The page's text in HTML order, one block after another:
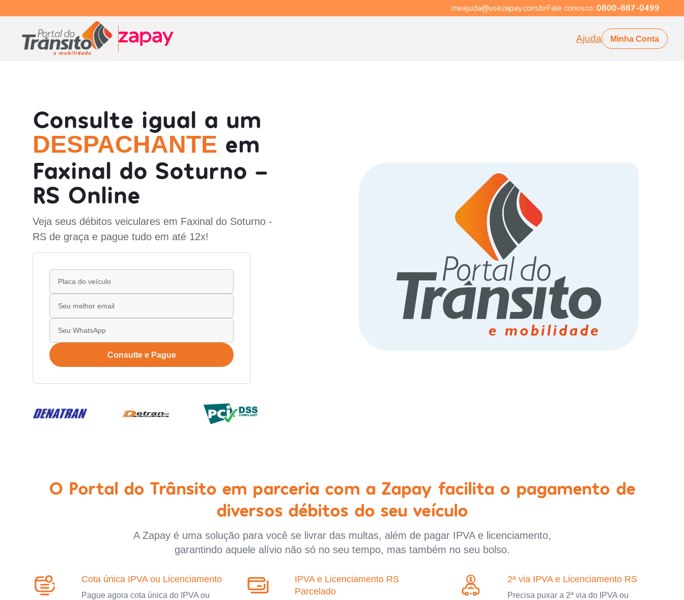
meajuda@usezapay.com.brFale conosco: 0800-887-0499
Ajuda Minha Conta
Consulte igual a um
DESPACHANTE em
Faxinal do Soturno -
RS Online
Veja seus débitos veiculares em Faxinal do Soturno -
RS de graça e pague tudo em até 12x!
Consulte e Pague
O Portal do Trânsito em parceria com a Zapay facilita o pagamento de
diversos débitos do seu veículo
A Zapay é uma solução para você se livrar das multas, além de pagar IPVA e licenciamento,
garantindo aquele alívio não só no seu tempo, mas também no seu bolso.
Cota única IPVA ou Licenciamento
Pague agora cota única do IPVA ou
IPVA e Licenciamento RS
Parcelado
2ª via IPVA e Licenciamento RS
Precisa puxar a 2ª via do IPVA ou